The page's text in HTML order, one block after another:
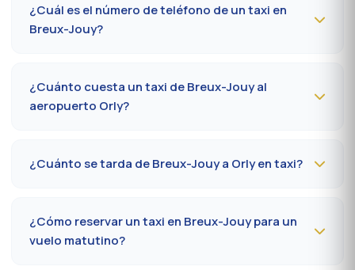
¿Cuál es el número de teléfono de un taxi en
Breux-Jouy?
09 80 80 04 62
44 65
. Confirmación por SMS en menos de 30 minutos;
recogida en la comuna entre 10 y 20 minutos.
¿Cuánto cuesta un taxi de Breux-Jouy al
aeropuerto Orly?
cuesta
domingos o festivos. Tarifa al taxímetro oficial
¿Cuánto se tarda de Breux-Jouy a Orly en taxi?
tráfico y la terminal (Orly 1, 2, 3 o 4). Prever 10 minutos
extra en hora punta (7-9 h, 17-19 h).
¿Cómo reservar un taxi en Breux-Jouy para un
vuelo matutino?